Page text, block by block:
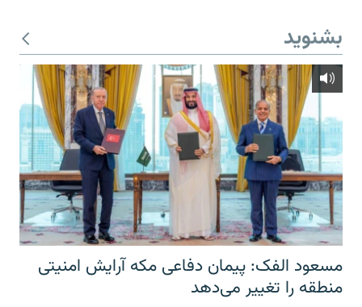
بشنوید
مسعود الفک: پیمان دفاعی مکه آرایش امنیتی
منطقه را تغییر می‌دهد